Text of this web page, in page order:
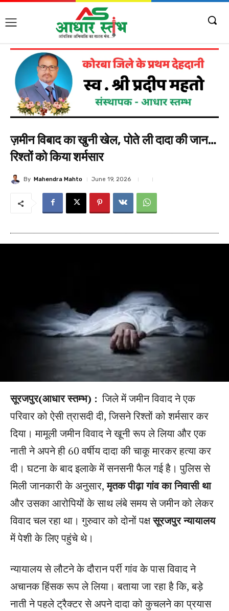
ज़मीन विबाद का खुनी खेल, पोते ली दादा की जान…
रिश्तों को किया शर्मसार
By Mahendra Mahto June 19, 2026
सूरजपुर(आधार स्तम्भ) : जिले में जमीन विवाद ने एक
परिवार को ऐसी त्रासदी दी, जिसने रिश्तों को शर्मसार कर
दिया। मामूली जमीन विवाद ने खूनी रूप ले लिया और एक
नाती ने अपने ही 60 वर्षीय दादा की चाकू मारकर हत्या कर
दी। घटना के बाद इलाके में सनसनी फैल गई है। पुलिस से
मिली जानकारी के अनुसार,मृतक पीढ़ा गांव का निवासी था
और उसका आरोपियों के साथ लंबे समय से जमीन को लेकर
विवाद चल रहा था। गुरुवार को दोनों पक्षसूरजपुर न्यायालय
में पेशी के लिए पहुंचे थे।
न्यायालय से लौटने के दौरान पर्री गांव के पास विवाद ने
अचानक हिंसक रूप ले लिया। बताया जा रहा है कि, बड़े
नाती ने पहले ट्रैक्टर से अपने दादा को कुचलने का प्रयास